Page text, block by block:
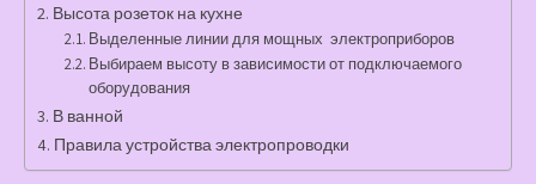
Высота розеток на кухне
Выделенные линии для мощных электроприборов
Выбираем высоту в зависимости от подключаемого
оборудования
В ванной
Правила устройства электропроводки